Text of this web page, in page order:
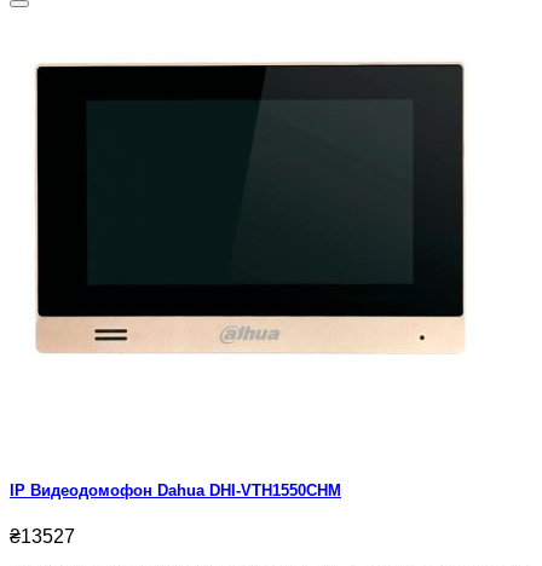
IP Видеодомофон Dahua DHI-VTH1550CHM
₴13527